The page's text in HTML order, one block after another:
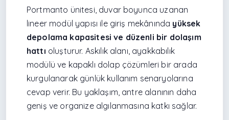
Portmanto ünitesi, duvar boyunca uzanan
lineer modül yapısı ile giriş mekânında yüksek
depolama kapasitesi ve düzenli bir dolaşım
hattı oluşturur. Askılık alanı, ayakkabılık
modülü ve kapaklı dolap çözümleri bir arada
kurgulanarak günlük kullanım senaryolarına
cevap verir. Bu yaklaşım, antre alanının daha
geniş ve organize algılanmasına katkı sağlar.